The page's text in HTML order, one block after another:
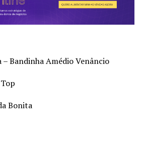
– Bandinha Amédio Venâncio
Bonita